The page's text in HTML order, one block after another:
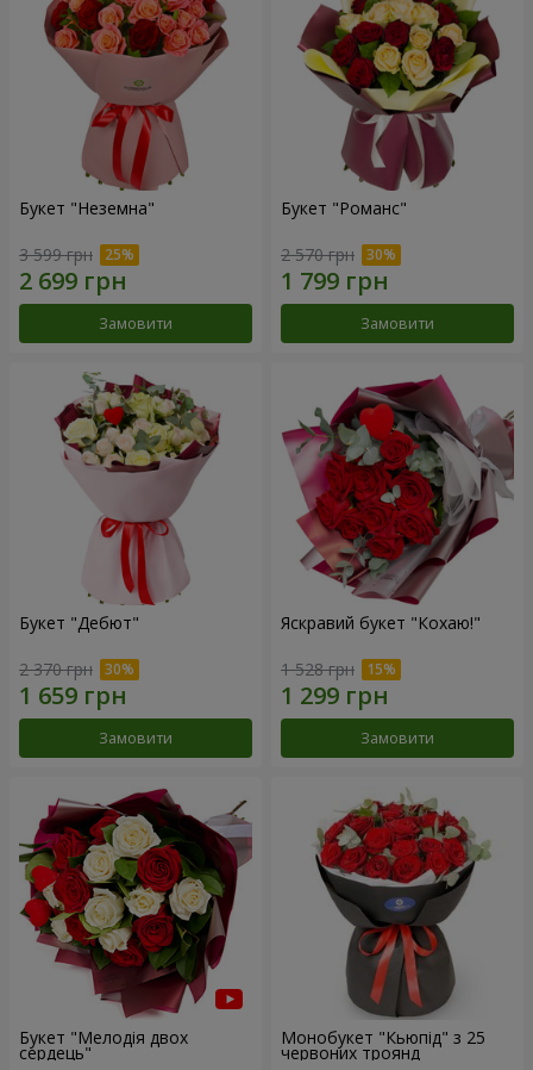
Букет "Неземна"
3 599 грн
Замовити
Букет "Романс"
2 570 грн
Замовити
Букет "Дебют"
2 370 грн
Замовити
Яскравий букет "Кохаю!"
1 528 грн
Замовити
Букет "Мелодія двох
сердець"
Монобукет "Кьюпід" з 25
червоних троянд